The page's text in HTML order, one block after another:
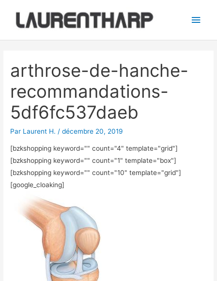
contenu
arthrose-de-hanche-
recommandations-
5df6fc537daeb
Par Laurent H. /décembre 20, 2019
[bzkshopping keyword="" count="4" template="grid"]
[bzkshopping keyword="" count="1" template="box"]
[bzkshopping keyword="" count="10" template="grid"]
[google_cloaking]
articles